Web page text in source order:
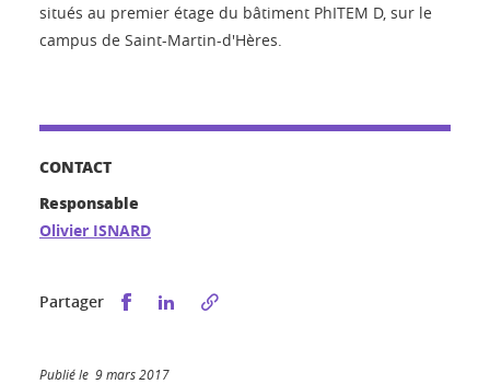
situés au premier étage du bâtiment PhITEM D, sur le
campus de Saint-Martin-d'Hères.
CONTACT
Responsable
Olivier ISNARD
Partager Partager sur Facebook
Partager sur LinkedIn
Publié le 9 mars 2017